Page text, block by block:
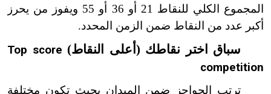
المجموع الكلي للنقاط 21 أو 36 أو 55 ويفوز من يحرز
أكبر عدد من النقاط ضمن الزمن المحدد.
سباق اختر نقاطك (أعلى النقاط) Top score
competition
ترتب الحواجز ضمن الميدان بحيث تكون مختلفة